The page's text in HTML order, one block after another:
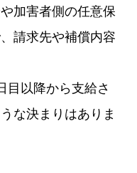
加害者側の任意保
請求先や補償内容
目以降から支給さ
な決まりはありま